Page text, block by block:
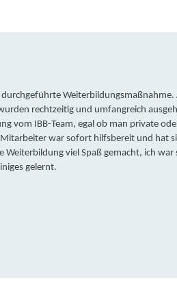
durchgeführte Weiterbildungsmaßnahme.
rechtzeitig und umfangreich
vom IBB-Team, egal ob man private
war sofort hilfsbereit und hat
Weiterbildung viel Spaß gemacht, ich war
gelernt.